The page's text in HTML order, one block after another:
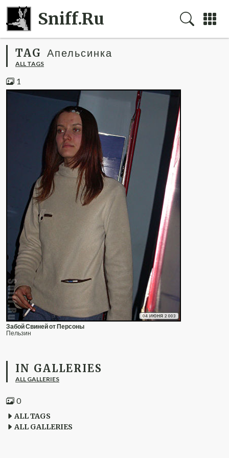
Sniff.Ru
TAG Апельсинка
ALL TAGS
1
04 ИЮНЯ 2003
Забой Свиней от Персоны
Пельзин
IN GALLERIES
ALL GALLERIES
0
ALL TAGS
ALL GALLERIES